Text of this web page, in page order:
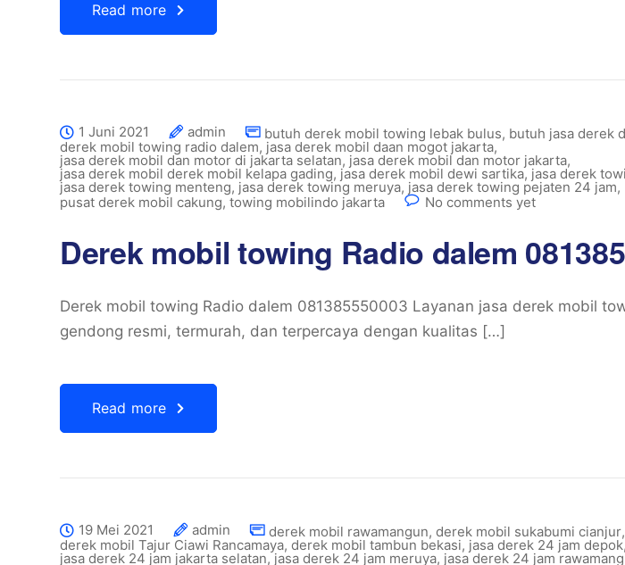
Read more
1 Juni 2021 admin butuh derek mobil towing lebak bulus, butuh jasa derek
derek mobil towing radio dalem, jasa derek mobil daan mogot jakarta,
jasa derek mobil dan motor di jakarta selatan, jasa derek mobil dan motor jakarta,
jasa derek mobil derek mobil kelapa gading, jasa derek mobil dewi sartika, jasa derek
jasa derek towing menteng, jasa derek towing meruya, jasa derek towing pejaten 24 jam,
pusat derek mobil cakung, towing mobilindo jakarta No comments yet
Derek mobil towing Radio dalem
Derek mobil towing Radio dalem 081385550003 Layanan jasa derek mobil
gendong resmi, termurah, dan terpercaya dengan kualitas […]
Read more
19 Mei 2021 admin derek mobil rawamangun, derek mobil sukabumi cianjur,
derek mobil Tajur Ciawi Rancamaya, derek mobil tambun bekasi, jasa derek 24 jam depok,
jasa derek 24 jam jakarta selatan,jasa derek 24 jam meruya, jasa derek 24 jam